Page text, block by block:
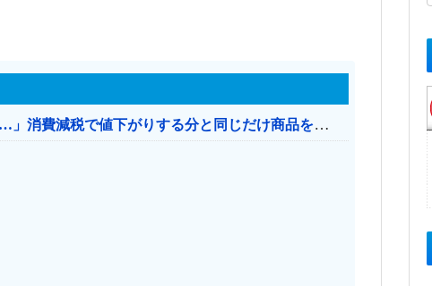
【消費税率1％】 「下げるのが筋なんですけど…」消費減税で値下がりする分と同じだけ商品を値上げして店頭価格を変えない店も